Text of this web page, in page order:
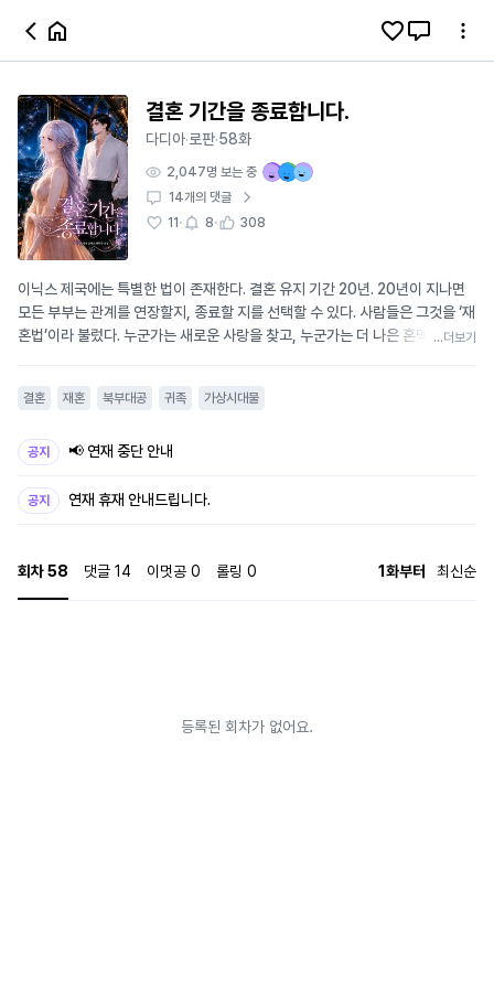
결혼 기간을 종료합니다.
다디아·로판·58화
2,047명 보는 중
14개의 댓글
11 · 8· 308
이닉스 제국에는 특별한 법이 존재한다. 결혼 유지 기간 20년. 20년이 지나면
모든 부부는 관계를 연장할지, 종료할 지를 선택할 수 있다. 사람들은 그것을 ‘재
혼법’이라 불렀다. 누군가는 새로운 사랑을 찾고, 누군가는 더 나은 혼맥을 원하
설계사, 세라티 공작부인 메리엔 세라티가 있었다. 온갖 인간 군상이 그녀를 찾
...더보기
결혼 재혼 북부대공 귀족 가상시대물
공지 📢 연재 중단 안내
공지 연재 휴재 안내드립니다.
회차58 댓글 14 이멋공 0 롤링 0 1화부터 최신순
등록된 회차가 없어요.